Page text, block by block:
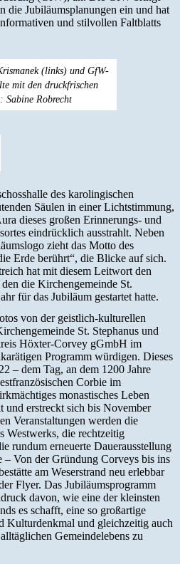
die Jubiläumsplanungen ein und hat
und stilvollen Faltblatts
(links) und GfW-
mit den druckfrischen
Sabine Robrecht
des karolingischen
Säulen in einer Lichtstimmung,
dieses großen Erinnerungs- und
eindrücklich ausstrahlt. Neben
zieht das Motto des
Erde berührt“, die Blicke auf sich.
hat mit diesem Leitwort den
die Kirchengemeinde St.
für das Jubiläum gestartet hatte.
von der geistlich-kulturellen
St. Stephanus und
Höxter-Corvey gGmbH im
Programm würdigen. Dieses
– dem Tag, an dem 1200 Jahre
Corbie im
monastisches Leben
und erstreckt sich bis November
Veranstaltungen werden die
Westwerks, die rechtzeitig
rundum erneuerte Dauerausstellung
– Von der Gründung Corveys bis ins
am Weserstrand neu erlebbar
Flyer. Das Jubiläumsprogramm
davon, wie eine der kleinsten
es schafft, eine so großartige
Kulturdenkmal und gleichzeitig auch
Gemeindelebens zu